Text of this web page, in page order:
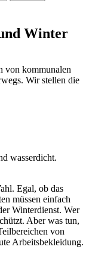
Winter
von kommunalen
Wir stellen die
wasserdicht.
Egal, ob das
müssen einfach
Winterdienst. Wer
Aber was tun,
von
Arbeitsbekleidung.